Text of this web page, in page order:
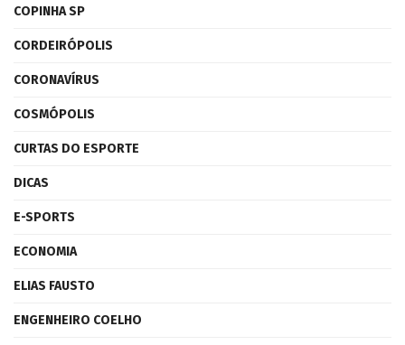
COPINHA SP
CORDEIRÓPOLIS
CORONAVÍRUS
COSMÓPOLIS
CURTAS DO ESPORTE
DICAS
E-SPORTS
ECONOMIA
ELIAS FAUSTO
ENGENHEIRO COELHO